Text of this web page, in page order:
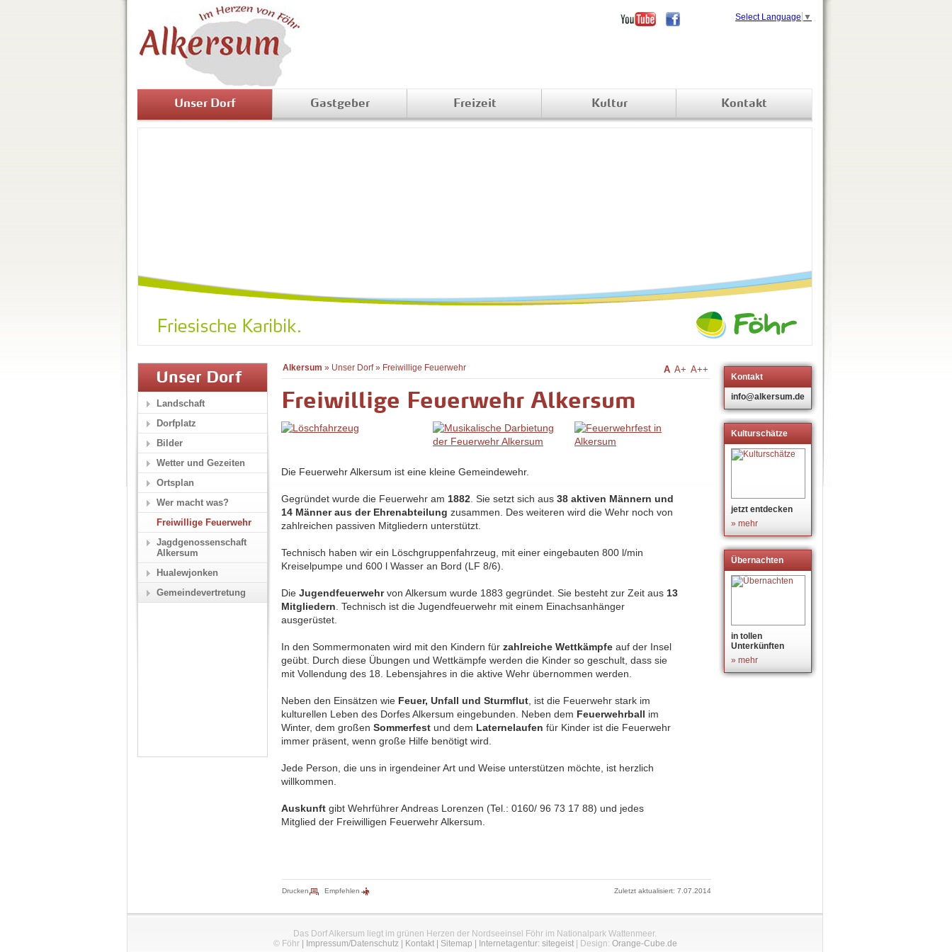
Unser Dorf Gastgeber Freizeit Kultur Kontakt
Alkersum » Unser Dorf» Freiwillige Feuerwehr A A+ A++
Freiwillige Feuerwehr Alkersum
Die Feuerwehr Alkersum ist eine kleine Gemeindewehr.
Gegründet wurde die Feuerwehr am 1882 . Sie setzt sich aus 38 aktiven Männern und
14 Männer aus der Ehrenabteilung zusammen. Des weiteren wird die Wehr noch von
zahlreichen passiven Mitgliedern unterstützt.
Technisch haben wir ein Löschgruppenfahrzeug, mit einer eingebauten 800 l/min
Kreiselpumpe und 600 l Wasser an Bord (LF 8/6).
Die Jugendfeuerwehrvon Alkersum wurde 1883 gegründet. Sie besteht zur Zeit aus 13
Mitgliedern . Technisch ist die Jugendfeuerwehr mit einem Einachsanhänger
ausgerüstet.
In den Sommermonaten wird mit den Kindern für zahlreiche Wettkämpfe auf der Insel
geübt. Durch diese Übungen und Wettkämpfe werden die Kinder so geschult, dass sie
mit Vollendung des 18. Lebensjahres in die aktive Wehr übernommen werden.
Neben den Einsätzen wie Feuer, Unfall und Sturmflut , ist die Feuerwehr stark im
kulturellen Leben des Dorfes Alkersum eingebunden. Neben dem Feuerwehrball im
Winter, dem großen Sommerfest und dem Laternelaufen für Kinder ist die Feuerwehr
immer präsent, wenn große Hilfe benötigt wird.
Jede Person, die uns in irgendeiner Art und Weise unterstützen möchte, ist herzlich
willkommen.
Auskunft gibt Wehrführer Andreas Lorenzen (Tel.: 0160/ 96 73 17 88) und jedes
Mitglied der Freiwilligen Feuerwehr Alkersum.
Kontakt
info@alkersum.de
Kulturschätze
jetzt entdecken
» mehr
Übernachten
in tollen
Unterkünften
» mehr
Unser Dorf
Landschaft
Dorfplatz
Bilder
Wetter und Gezeiten
Ortsplan
Wer macht was?
Freiwillige Feuerwehr
Jagdgenossenschaft
Alkersum
Hualewjonken
Gemeindevertretung
Select Language ▼
Drucken Empfehlen Zuletzt aktualisiert: 7.07.2014
Das Dorf Alkersum liegt im grünen Herzen der Nordseeinsel Föhr im Nationalpark Wattenmeer.
© Föhr| Impressum/Datenschutz| Kontakt| Sitemap | Internetagentur: sitegeist| Design: Orange-Cube.de